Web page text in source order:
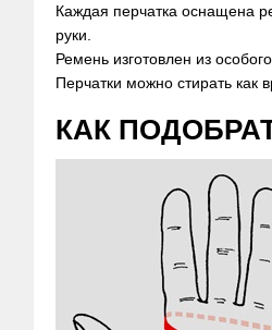
Каждая перчатка оснащена
руки.
Ремень изготовлен из
Перчатки можно стирать как
КАК